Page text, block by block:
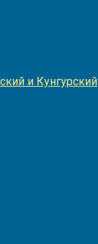
и Кунгурский